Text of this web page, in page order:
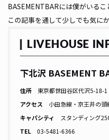
BASEMENTBARには僕がいるこ
この記事を通して少しでも気に
LIVEHOUSE
下北沢 BASEMENT
住所
東京都世田谷区代沢5-18-
アクセス
小田急線・京王井の
キャパシティ
スタンディング
TEL
03-5481-6366